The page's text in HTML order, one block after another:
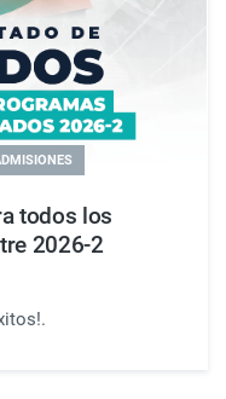
todos los
2026-2